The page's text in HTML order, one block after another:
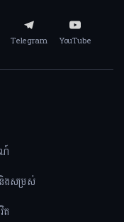
Telegram YouTube
ងសម្រស់